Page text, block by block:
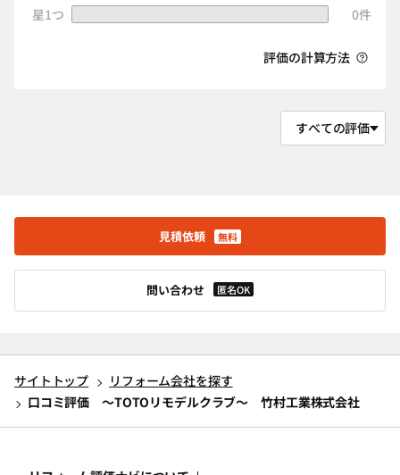
星1つ
0件
評価の計算方法
見積依頼 無料
問い合わせ 匿名OK
サイトトップ
リフォーム会社を探す
口コミ評価 ～TOTOリモデルクラブ～ 竹村工業株式会社